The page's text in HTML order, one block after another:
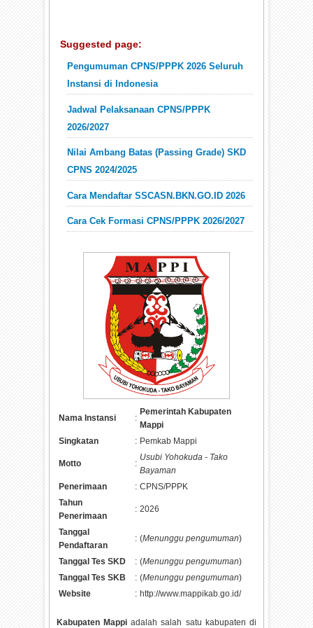
Suggested page:
Pengumuman CPNS/PPPK 2026 Seluruh
Instansi di Indonesia
Jadwal Pelaksanaan CPNS/PPPK
2026/2027
Nilai Ambang Batas (Passing Grade) SKD
CPNS 2024/2025
Cara Mendaftar SSCASN.BKN.GO.ID 2026
Cara Cek Formasi CPNS/PPPK 2026/2027
Nama Instansi :
Pemerintah Kabupaten
Mappi
Singkatan
: Pemkab Mappi
Motto :
Usubi Yohokuda - Tako
Bayaman
Penerimaan
: CPNS/PPPK
Tahun
Penerimaan
: 2026
Tanggal
Pendaftaran
: (Menunggu pengumuman)
Tanggal Tes SKD : (Menunggu pengumuman)
Tanggal Tes SKB
: (Menunggu pengumuman)
Website
: http://www.mappikab.go.id/
Kabupaten Mappi adalah salah satu kabupaten di